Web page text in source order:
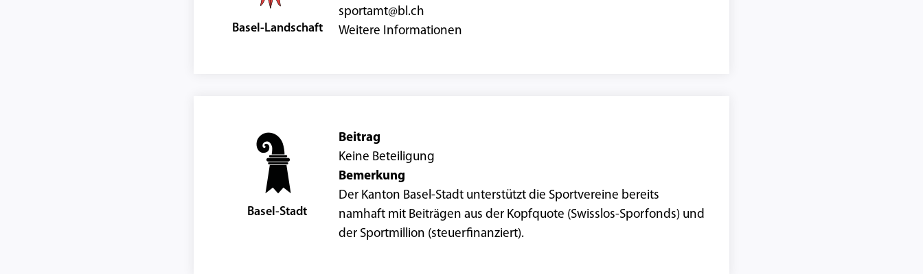
Basel-Landschaft
sportamt@bl.ch
Weitere Informationen
Basel-Stadt
Beitrag
Keine Beteiligung
Bemerkung
Der Kanton Basel-Stadt unterstützt die Sportvereine bereits
namhaft mit Beiträgen aus der Kopfquote (Swisslos-Sporfonds) und
der Sportmillion (steuerfinanziert).